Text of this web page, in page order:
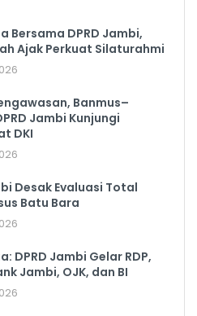
Bersama DPRD Jambi,
Ajak Perkuat Silaturahmi
Banmus–
Jambi Kunjungi
DKI
Desak Evaluasi Total
Batu Bara
DPRD Jambi Gelar RDP,
Jambi, OJK, dan BI